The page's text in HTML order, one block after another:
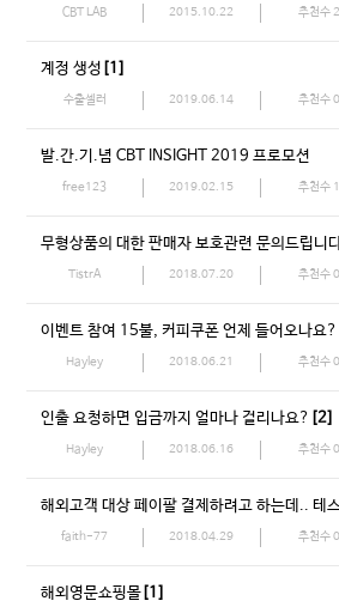
CBT LAB 2015.10.22 추천수 2
계정 생성 [1]
수출셀러 2019.06.14 추천수 0
발.간.기.념 CBT INSIGHT 2019 프로모션
free123 2019.02.15 추천수 1
무형상품의 대한 판매자 보호관련 문의드립니
TistrA 2018.07.20 추천수 0
이벤트 참여 15불, 커피쿠폰 언제 들어오나요?
Hayley 2018.06.21 추천수 0
인출 요청하면 입금까지 얼마나 걸리나요? [2]
Hayley 2018.06.16 추천수 0
해외고객 대상 페이팔 결제하려고 하는데.. 테
faith-77 2018.04.29 추천수 0
해외영문쇼핑몰 [1]